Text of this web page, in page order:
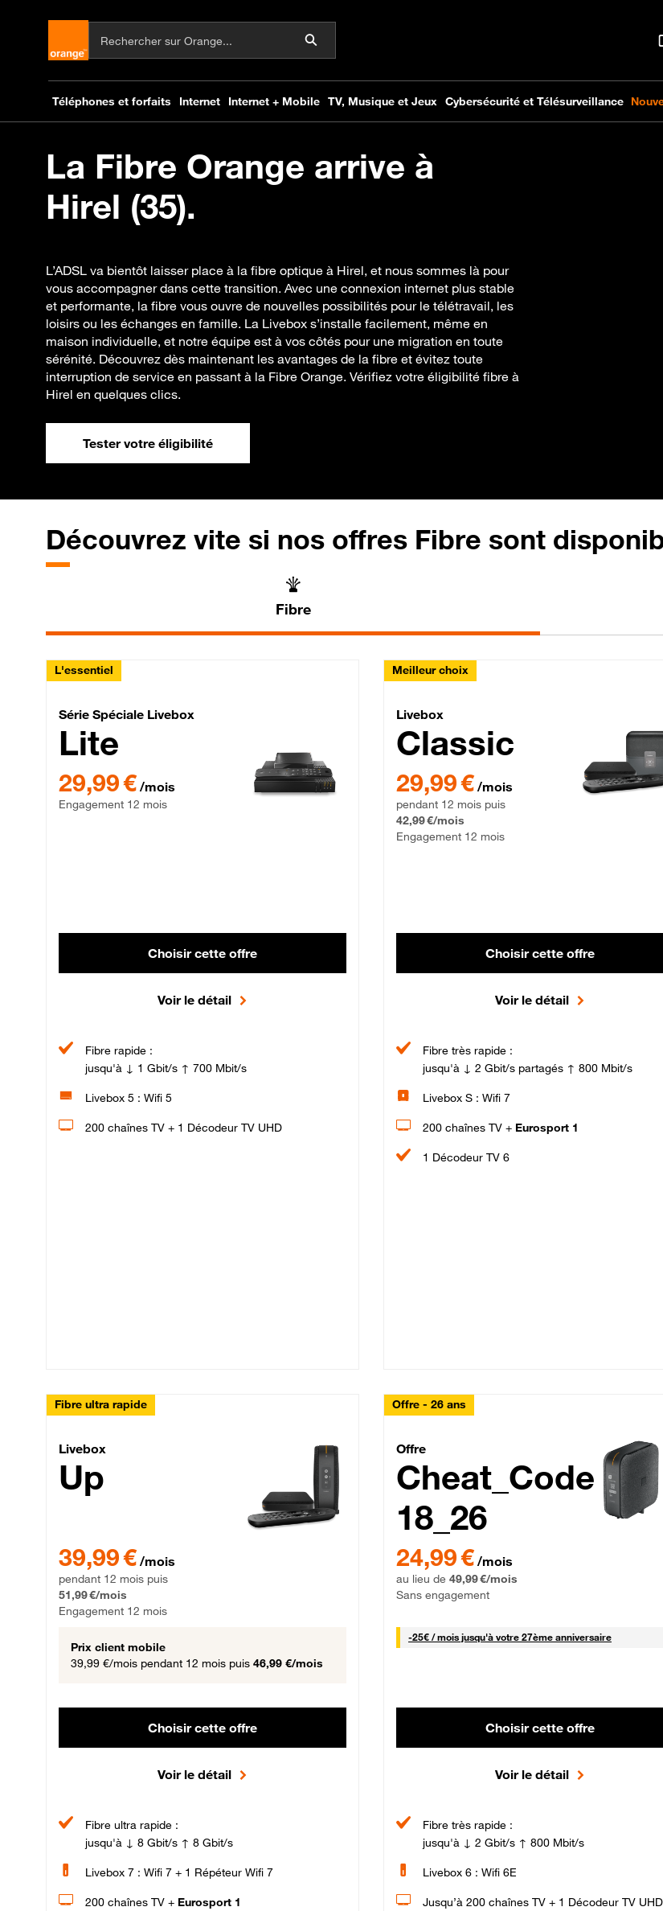
La Fibre Orange arrive à
Hirel (35).
L’ADSL va bientôt laisser place à la fibre optique à Hirel, et nous sommes là pour
vous accompagner dans cette transition. Avec une connexion internet plus stable
et performante, la fibre vous ouvre de nouvelles possibilités pour le télétravail, les
loisirs ou les échanges en famille. La Livebox s’installe facilement, même en
maison individuelle, et notre équipe est à vos côtés pour une migration en toute
sérénité. Découvrez dès maintenant les avantages de la fibre et évitez toute
interruption de service en passant à la Fibre Orange. Vérifiez votre éligibilité fibre à
Hirel en quelques clics.
Tester votre éligibilité
Découvrez vite si nos offres Fibre sont
Fibre
L'essentiel
Série Spéciale Livebox Lite Fibre
Série Spéciale Livebox
Lite
29,99 € par mois , Engagement 12 mois
29,99 € /mois
Engagement 12 mois
Choisir cette offre
Voir le détail
Fibre rapide :
jusqu'à ↓ 1 Gbit/s ↑ 700 Mbit/s
Livebox 5 : Wifi 5
200 chaînes TV + 1 Décodeur TV UHD
Meilleur choix
Livebox Classic Fibre
Livebox
Classic
29,99 € par mois pendant 12 mois puis 42,99 € par
29,99 € /mois
pendant 12 mois puis
42,99 €/mois
Engagement 12 mois
Choisir cette offre
Voir le détail
Fibre très rapide :
jusqu'à ↓ 2 Gbit/s partagés ↑ 800 Mbit/s
Livebox S : Wifi 7
200 chaînes TV + Eurosport 1
1 Décodeur TV 6
Fibre ultra rapide
Livebox Up Fibre
Livebox
Up
39,99 € /mois
pendant 12 mois puis
51,99 €/mois
Engagement 12 mois
Prix client mobile
39,99 €/mois pendant 12 mois puis 46,99 €/mois
Choisir cette offre
Voir le détail
Fibre ultra rapide :
jusqu'à ↓ 8 Gbit/s ↑ 8 Gbit/s
Livebox 7 : Wifi 7 + 1 Répéteur Wifi 7
200 chaînes TV + Eurosport 1
Offre - 26 ans
Cheat_Code
Offre
Cheat_Code
18_26
24,99 € /mois
au lieu de 49,99 €/mois
Sans engagement
-25€ / mois25 € par mois
jusqu'à votre 27ème anniversaire
Choisir cette offre
Voir le détail
Fibre très rapide :
jusqu'à ↓ 2 Gbit/s ↑ 800 Mbit/s
Livebox 6 : Wifi 6E
Jusqu’à 200 chaînes TV + 1 Décodeur TV